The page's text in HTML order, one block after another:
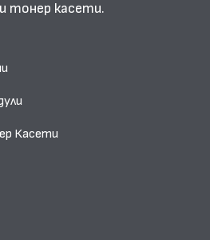
тонер касети.
Касети